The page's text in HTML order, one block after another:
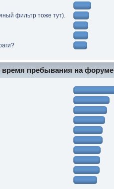
фильтр тоже тут).
пребывания на форуме